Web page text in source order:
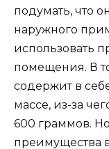
подумать, что
наружного
использовать
помещения. В
содержит в
массе, из-за
600 граммов.
преимущества